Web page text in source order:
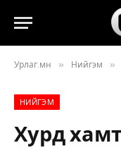
Урлаг.мн » Нийгэм »
НИЙГЭМ
Хурд